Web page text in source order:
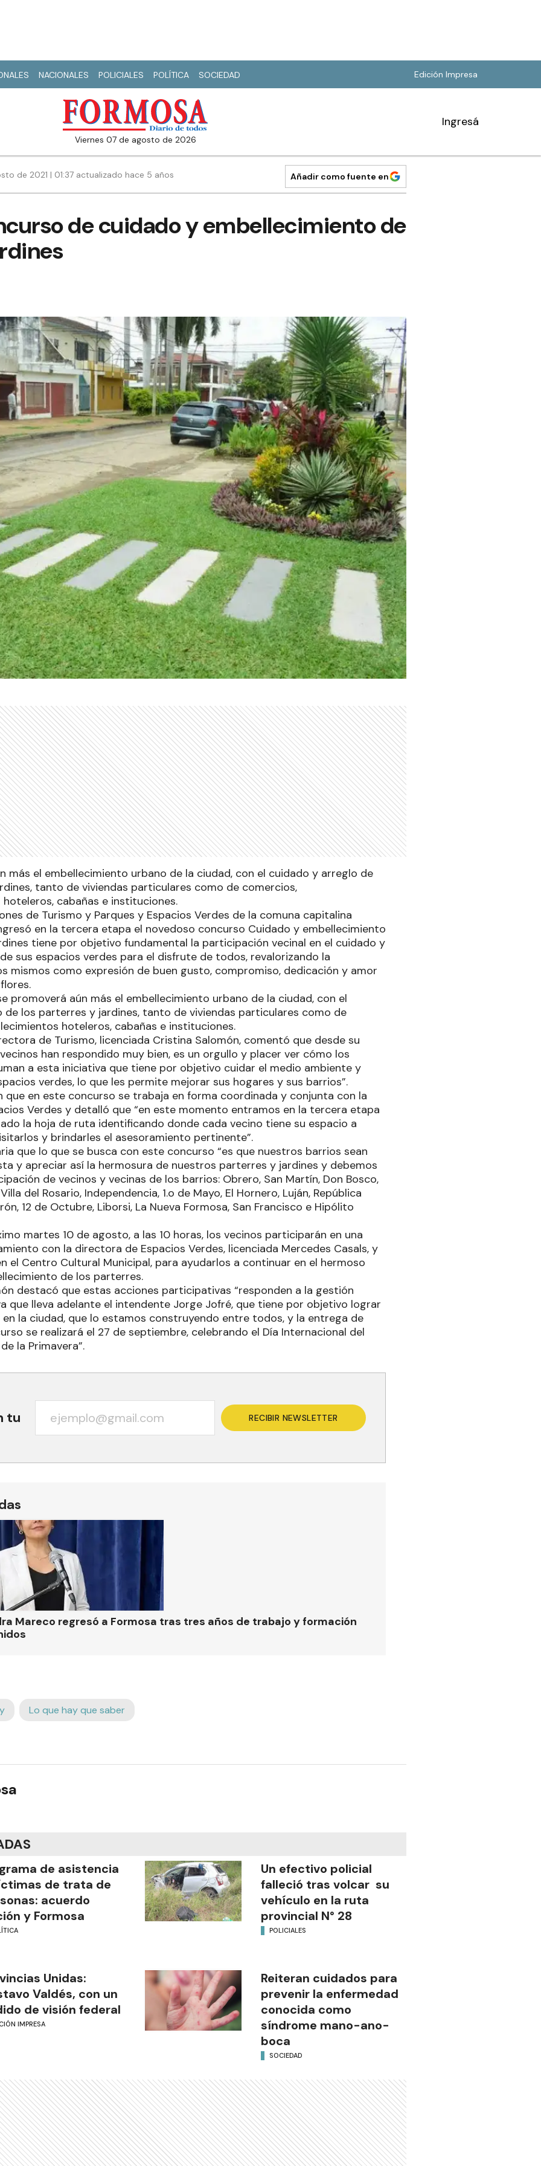
NACIONALES POLICIALES POLÍTICA SOCIEDAD Edición Impresa
viernes 07 de agosto de 2026
Ingresá
de 2021 | 01:37 actualizado hace 5 años Añadir como fuente en
de cuidado y embellecimiento de
más el embellecimiento urbano de la ciudad, con el cuidado y arreglo de
tanto de viviendas particulares como de comercios,
cabañas e instituciones.
de Turismo y Parques y Espacios Verdes de la comuna capitalina
en la tercera etapa el novedoso concurso Cuidado y embellecimiento
tiene por objetivo fundamental la participación vecinal en el cuidado y
sus espacios verdes para el disfrute de todos, revalorizando la
mismos como expresión de buen gusto, compromiso, dedicación y amor
promoverá aún más el embellecimiento urbano de la ciudad, con el
de los parterres y jardines, tanto de viviendas particulares como de
hoteleros, cabañas e instituciones.
de Turismo, licenciada Cristina Salomón, comentó que desde su
han respondido muy bien, es un orgullo y placer ver cómo los
a esta iniciativa que tiene por objetivo cuidar el medio ambiente y
verdes, lo que les permite mejorar sus hogares y sus barrios”.
que en este concurso se trabaja en forma coordinada y conjunta con la
Verdes y detalló que “en este momento entramos en la tercera etapa
la hoja de ruta identificando donde cada vecino tiene su espacio a
y brindarles el asesoramiento pertinente”.
que lo que se busca con este concurso “es que nuestros barrios sean
y apreciar así la hermosura de nuestros parterres y jardines y debemos
de vecinos y vecinas de los barrios: Obrero, San Martín, Don Bosco,
del Rosario, Independencia, 1.o de Mayo, El Hornero, Luján, República
12 de Octubre, Liborsi, La Nueva Formosa, San Francisco e Hipólito
martes 10 de agosto, a las 10 horas, los vecinos participarán en una
con la directora de Espacios Verdes, licenciada Mercedes Casals, y
el Centro Cultural Municipal, para ayudarlos a continuar en el hermoso
de los parterres.
destacó que estas acciones participativas “responden a la gestión
que lleva adelante el intendente Jorge Jofré, que tiene por objetivo lograr
la ciudad, que lo estamos construyendo entre todos, y la entrega de
se realizará el 27 de septiembre, celebrando el Día Internacional del
la Primavera”.
tu RECIBIR NEWSLETTER
Mareco regresó a Formosa tras tres años de trabajo y formación
Lo que hay que saber
de asistencia
de trata de
acuerdo
y Formosa
Un efectivo policial
falleció tras volcar su
vehículo en la ruta
provincial N° 28
POLICIALES
Unidas:
Valdés, con un
de visión federal
IMPRESA
Reiteran cuidados para
prevenir la enfermedad
conocida como
síndrome mano-ano-
boca
SOCIEDAD